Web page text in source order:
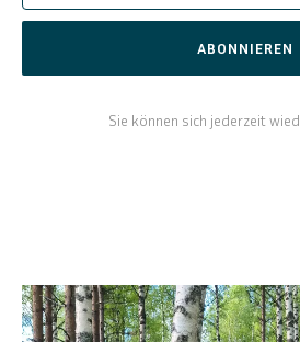
ABONNIEREN
Sie können sich jederzeit